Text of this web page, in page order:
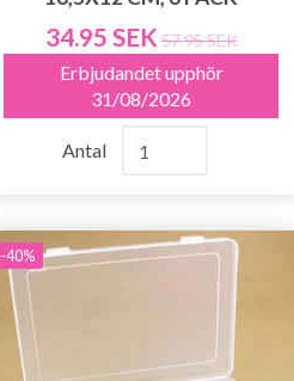
34.95 SEK 57.95 SEK
Erbjudandet upphör
31/08/2026
Antal
-40%